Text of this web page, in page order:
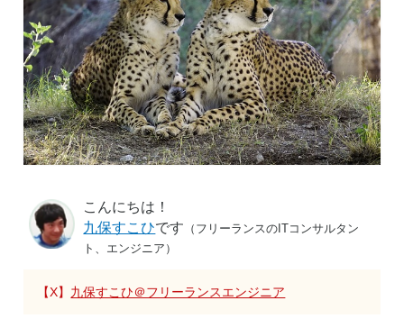
こんにちは！
九保すこひです （フリーランスのITコンサルタン
ト、エンジニア）
【X】 九保すこひ＠フリーランスエンジニア